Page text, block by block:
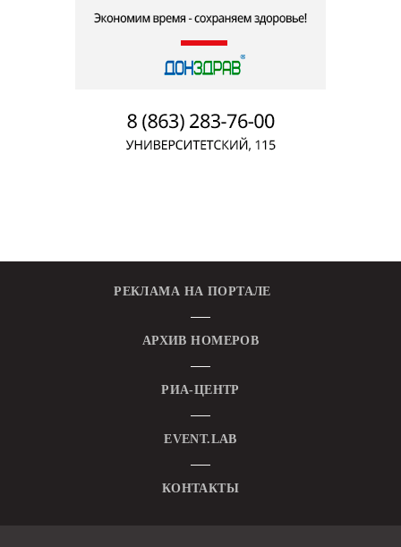
РЕКЛАМА НА ПОРТАЛЕ
АРХИВ НОМЕРОВ
РИА-ЦЕНТР
EVENT.LAB
КОНТАКТЫ